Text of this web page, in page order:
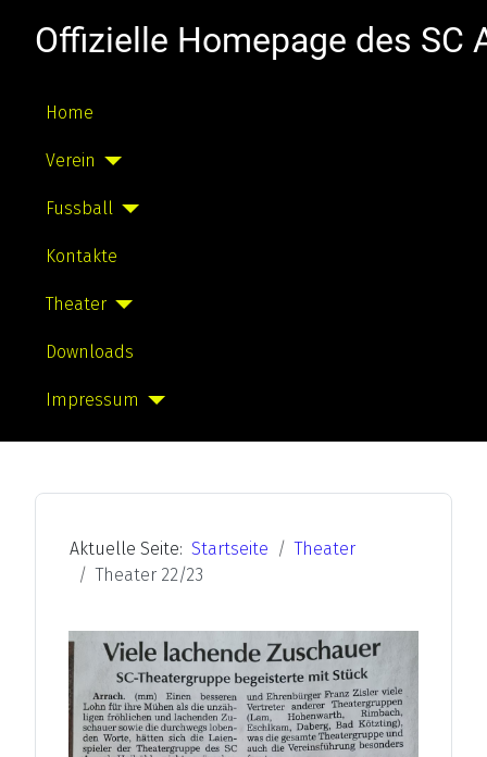
Offizielle Homepage des SC
Home
Verein
Fussball
Kontakte
Theater
Downloads
Impressum
Aktuelle Seite: Startseite
Theater
Theater 22/23